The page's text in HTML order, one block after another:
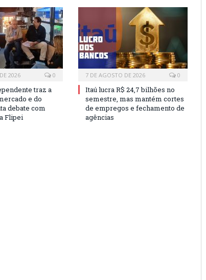
2026 0
traz a
e do
debate com
Flipei
7 DE AGOSTO DE 2026 0
Itaú lucra R$ 24,7 bilhões no
semestre, mas mantém cortes
de empregos e fechamento de
agências